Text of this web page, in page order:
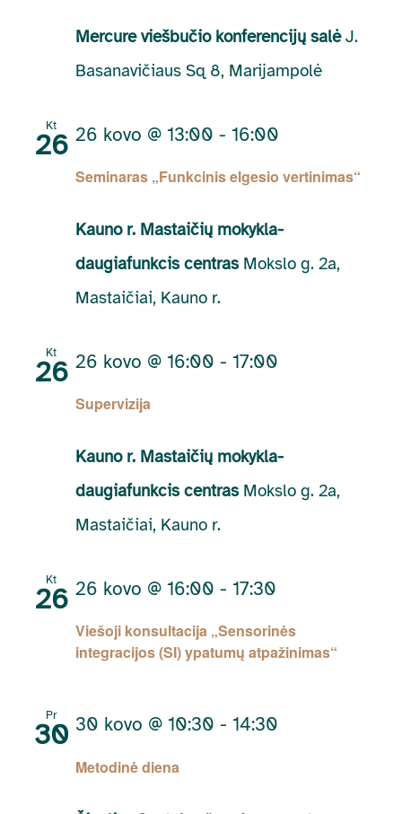
Mercure viešbučio konferencijų salėJ.
Basanavičiaus Sq 8, Marijampolė
Kt
26
Seminaras „Funkcinis elgesio vertinimas“
26 kovo @ 13:00 - 16:00
Kauno r. Mastaičių mokykla-
daugiafunkcis centras Mokslo g. 2a,
Mastaičiai, Kauno r.
Kt
26
Supervizija
26 kovo @ 16:00 - 17:00
Kauno r. Mastaičių mokykla-
daugiafunkcis centras Mokslo g. 2a,
Mastaičiai, Kauno r.
Kt
26
Viešoji konsultacija „Sensorinės
integracijos (SI) ypatumų atpažinimas“
26 kovo @ 16:00 - 17:30
Pr
30
Metodinė diena
30 kovo @ 10:30 - 14:30